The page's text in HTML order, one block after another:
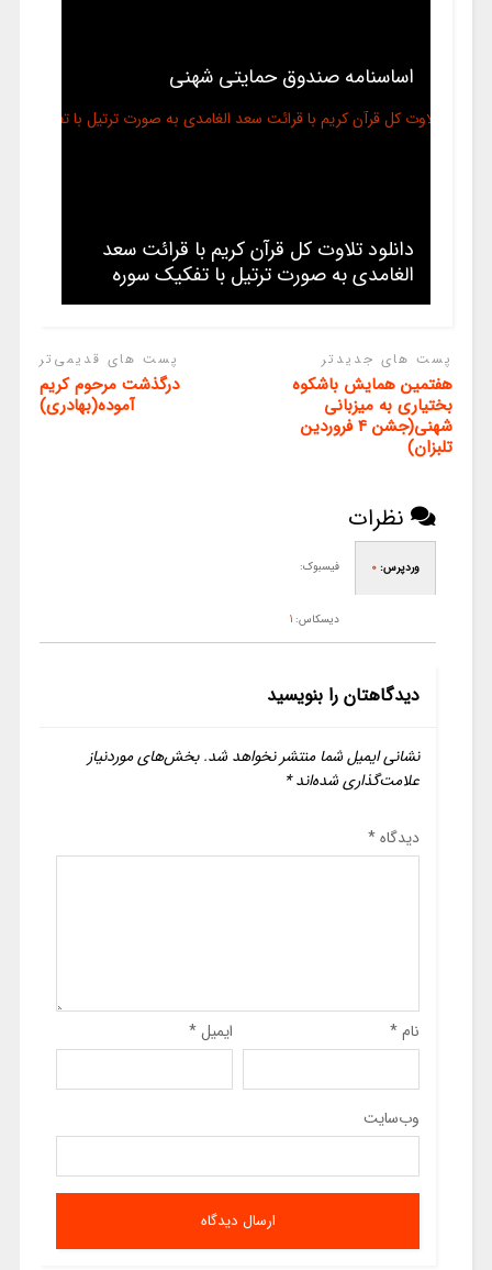
اساسنامه صندوق حمایتی شهنی
دانلود تلاوت کل قرآن کریم با قرائت سعد
الغامدی به صورت ترتیل با تفکیک سوره
پست های جدیدتر
هفتمین همایش باشکوه
بختیاری به میزبانی
شهنی(جشن 4 فروردین
تلبزان)
پست های قدیمی‌تر
درگذشت مرحوم کریم
آموده(بهادری)
نظرات
وردپرس: 0 فیسبوک:
دیسکاس:
دیدگاهتان را بنویسید
نشانی ایمیل شما منتشر نخواهد شد. بخش‌های موردنیاز
علامت‌گذاری شده‌اند*
دیدگاه*
نام* ایمیل*
وب‌سایت